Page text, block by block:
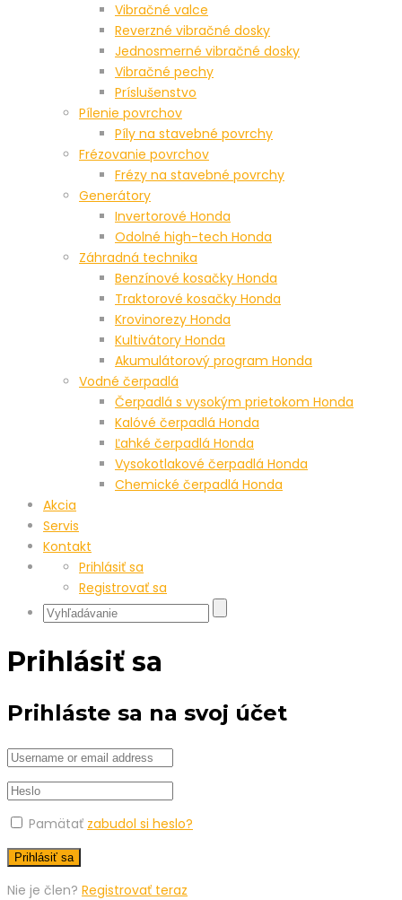
Vibračné valce
Reverzné vibračné dosky
Jednosmerné vibračné dosky
Vibračné pechy
Príslušenstvo
Pílenie povrchov
Píly na stavebné povrchy
Frézovanie povrchov
Frézy na stavebné povrchy
Generátory
Invertorové Honda
Odolné high-tech Honda
Záhradná technika
Benzínové kosačky Honda
Traktorové kosačky Honda
Krovinorezy Honda
Kultivátory Honda
Akumulátorový program Honda
Vodné čerpadlá
Čerpadlá s vysokým prietokom Honda
Kalóvé čerpadlá Honda
Ľahké čerpadlá Honda
Vysokotlakové čerpadlá Honda
Chemické čerpadlá Honda
Akcia
Servis
Kontakt
Prihlásiť sa
Registrovať sa
Prihlásiť sa
Prihláste sa na svoj účet
Pamätať zabudol si heslo?
Nie je člen? Registrovať teraz